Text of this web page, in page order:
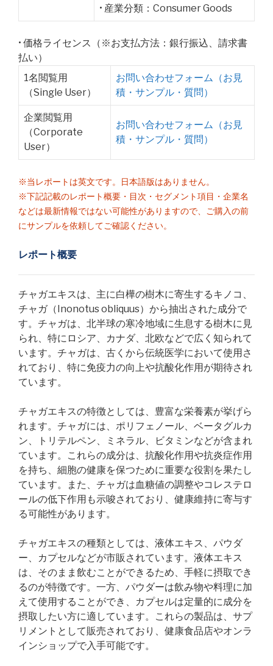
• 産業分類：Consumer Goods
• 価格ライセンス（※お支払方法：銀行振込、請求書
払い）
1名閲覧用
（Single User）
お問い合わせフォーム（お見
積・サンプル・質問）
企業閲覧用
（Corporate
User）
お問い合わせフォーム（お見
積・サンプル・質問）
※当レポートは英文です。日本語版はありません。
※下記記載のレポート概要・目次・セグメント項目・企業名
などは最新情報ではない可能性がありますので、ご購入の前
にサンプルを依頼してご確認ください。
レポート概要
チャガエキスは、主に白樺の樹木に寄生するキノコ、
チャガ（Inonotus obliquus）から抽出された成分で
す。チャガは、北半球の寒冷地域に生息する樹木に見
られ、特にロシア、カナダ、北欧などで広く知られて
います。チャガは、古くから伝統医学において使用さ
れており、特に免疫力の向上や抗酸化作用が期待され
ています。
チャガエキスの特徴としては、豊富な栄養素が挙げら
れます。チャガには、ポリフェノール、ベータグルカ
ン、トリテルペン、ミネラル、ビタミンなどが含まれ
ています。これらの成分は、抗酸化作用や抗炎症作用
を持ち、細胞の健康を保つために重要な役割を果たし
ています。また、チャガは血糖値の調整やコレステロ
ールの低下作用も示唆されており、健康維持に寄与す
る可能性があります。
チャガエキスの種類としては、液体エキス、パウダ
ー、カプセルなどが市販されています。液体エキス
は、そのまま飲むことができるため、手軽に摂取でき
るのが特徴です。一方、パウダーは飲み物や料理に加
えて使用することができ、カプセルは定量的に成分を
摂取したい方に適しています。これらの製品は、サプ
リメントとして販売されており、健康食品店やオンラ
インショップで入手可能です。